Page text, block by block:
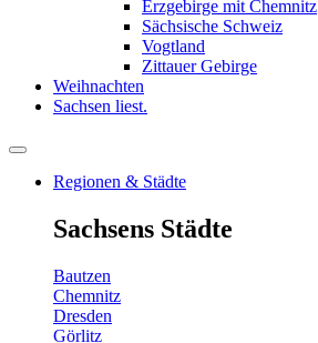
Erzgebirge mit Chemnitz
Sächsische Schweiz
Vogtland
Zittauer Gebirge
Weihnachten
Sachsen liest.
Regionen & Städte
Sachsens Städte
Bautzen
Chemnitz
Dresden
Görlitz